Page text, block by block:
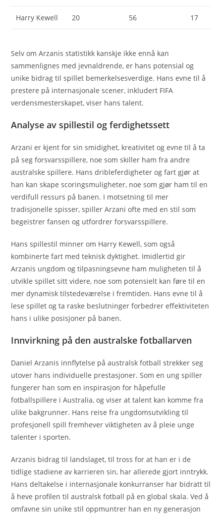
Harry Kewell 20 56 17
Selv om Arzanis statistikk kanskje ikke ennå kan
sammenlignes med jevnaldrende, er hans potensial og
unike bidrag til spillet bemerkelsesverdige. Hans evne til å
prestere på internasjonale scener, inkludert FIFA
verdensmesterskapet, viser hans talent.
Analyse av spillestil og ferdighetssett
Arzani er kjent for sin smidighet, kreativitet og evne til å ta
på seg forsvarsspillere, noe som skiller ham fra andre
australske spillere. Hans dribleferdigheter og fart gjør at
han kan skape scoringsmuligheter, noe som gjør ham til en
verdifull ressurs på banen. I motsetning til mer
tradisjonelle spisser, spiller Arzani ofte med en stil som
begeistrer fansen og utfordrer forsvarsspillere.
Hans spillestil minner om Harry Kewell, som også
kombinerte fart med teknisk dyktighet. Imidlertid gir
Arzanis ungdom og tilpasningsevne ham muligheten til å
utvikle spillet sitt videre, noe som potensielt kan føre til en
mer dynamisk tilstedeværelse i fremtiden. Hans evne til å
lese spillet og ta raske beslutninger forbedrer effektiviteten
hans i ulike posisjoner på banen.
Innvirkning på den australske fotballarven
Daniel Arzanis innflytelse på australsk fotball strekker seg
utover hans individuelle prestasjoner. Som en ung spiller
fungerer han som en inspirasjon for håpefulle
fotballspillere i Australia, og viser at talent kan komme fra
ulike bakgrunner. Hans reise fra ungdomsutvikling til
profesjonell spill fremhever viktigheten av å pleie unge
talenter i sporten.
Arzanis bidrag til landslaget, til tross for at han er i de
tidlige stadiene av karrieren sin, har allerede gjort inntrykk.
Hans deltakelse i internasjonale konkurranser har bidratt til
å heve profilen til australsk fotball på en global skala. Ved å
omfavne sin unike stil oppmuntrer han en ny generasjon